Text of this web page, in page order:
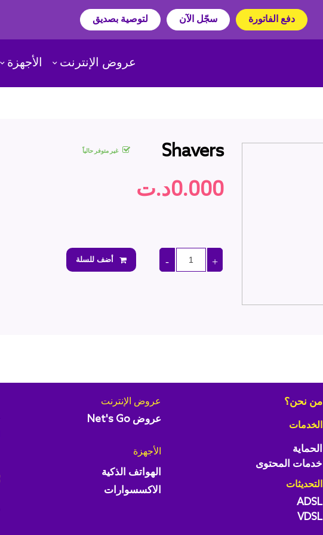
دفع الفاتورة سجّل الآن لتوصية بصديق
عروض الإنترنت الأجهزة
Shavers
0.000د.ت
غير متوفر حالياً
أضف للسلة
من نحن؟
الخدمات
الحماية
خدمات المحتوى
التحديثات
ADSL
VDSL
عروض الإنترنت
عروض Net's Go
الأجهزة
الهواتف الذكية
الاكسسوارات